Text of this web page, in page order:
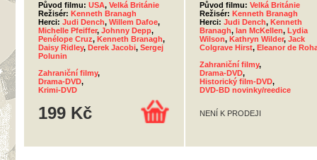
Původ filmu: USA, Velká Británie
Režisér: Kenneth Branagh
Herci: Judi Dench, Willem Dafoe,
Michelle Pfeiffer, Johnny Depp,
Penélope Cruz, Kenneth Branagh,
Daisy Ridley, Derek Jacobi, Sergej
Polunin
Zahraniční filmy,
Drama-DVD,
Krimi-DVD
199 Kč
Původ filmu: Velká Británie
Režisér: Kenneth Branagh
Herci: Judi Dench, Kenneth
Branagh, Ian McKellen, Lydia
Wilson, Kathryn Wilder, Jack
Colgrave Hirst, Eleanor de
Zahraniční filmy,
Drama-DVD,
Historický film-DVD,
DVD-BD novinky/reedice
NENÍ K PRODEJI